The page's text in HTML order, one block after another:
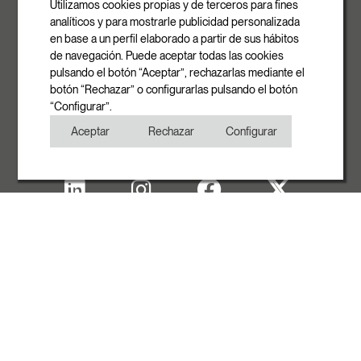
08540 Centelles | Barcelona
E-mail
info@rovasi.com
Téléphone
+34 93 881 37 13
Utilizamos cookies propias y de terceros para fines
analíticos y para mostrarle publicidad personalizada
en base a un perfil elaborado a partir de sus hábitos
de navegación. Puede aceptar todas las cookies
pulsando el botón “Aceptar”, rechazarlas mediante el
botón “Rechazar” o configurarlas pulsando el botón
“Configurar”.
Aceptar
Rechazar Configurar